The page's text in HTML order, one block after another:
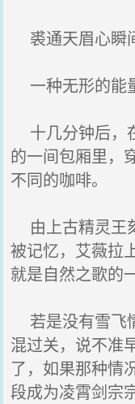
裘通天眉心瞬
一种无形的能
十几分钟后，
的一间包厢里，
不同的咖啡。
由上古精灵王
被记忆，艾薇拉
就是自然之歌的
若是没有雪飞
混过关，说不准
了，如果那种情
段成为凌霄剑宗